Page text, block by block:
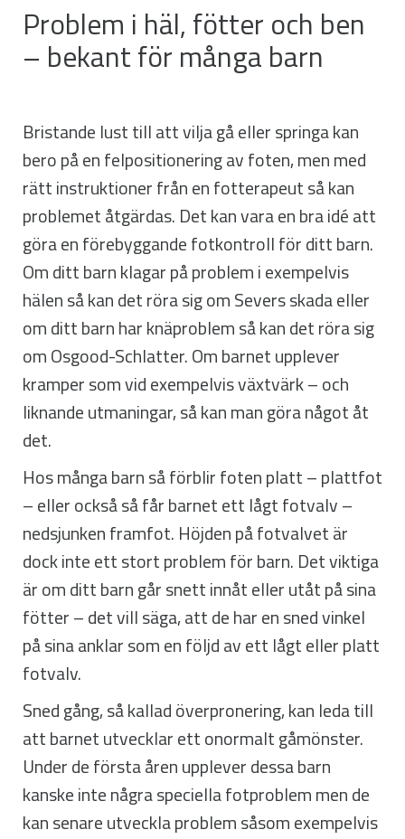
Problem i häl, fötter och ben
– bekant för många barn
Bristande lust till att vilja gå eller springa kan
bero på en felpositionering av foten, men med
rätt instruktioner från en fotterapeut så kan
problemet åtgärdas. Det kan vara en bra idé att
göra en förebyggande fotkontroll för ditt barn.
Om ditt barn klagar på problem i exempelvis
hälen så kan det röra sig om Severs skada eller
om ditt barn har knäproblem så kan det röra sig
om Osgood-Schlatter. Om barnet upplever
kramper som vid exempelvis växtvärk – och
liknande utmaningar, så kan man göra något åt
det.
Hos många barn så förblir foten platt – plattfot
– eller också så får barnet ett lågt fotvalv –
nedsjunken framfot. Höjden på fotvalvet är
dock inte ett stort problem för barn. Det viktiga
är om ditt barn går snett innåt eller utåt på sina
fötter – det vill säga, att de har en sned vinkel
på sina anklar som en följd av ett lågt eller platt
fotvalv.
Sned gång, så kallad överpronering, kan leda till
att barnet utvecklar ett onormalt gåmönster.
Under de första åren upplever dessa barn
kanske inte några speciella fotproblem men de
kan senare utveckla problem såsom exempelvis